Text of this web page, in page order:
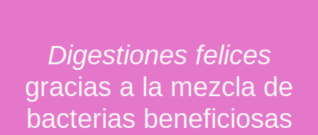
Digestiones felices
gracias a la mezcla de
bacterias beneficiosas